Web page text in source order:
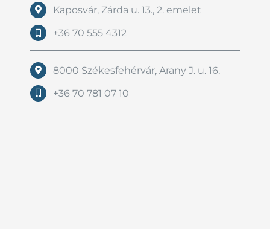
Kaposvár, Zárda u. 13., 2. emelet
+36 70 555 4312
8000 Székesfehérvár, Arany J. u. 16.
+36 70 781 07 10